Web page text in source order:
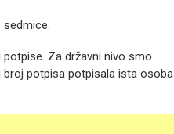
sedmice.
Za državni nivo smo
broj potpisa potpisala ista osoba